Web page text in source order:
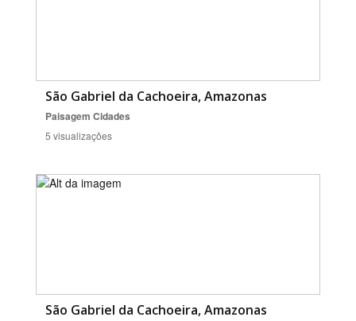
São Gabriel da Cachoeira, Amazonas
Paisagem Cidades
5 visualizações
São Gabriel da Cachoeira, Amazonas